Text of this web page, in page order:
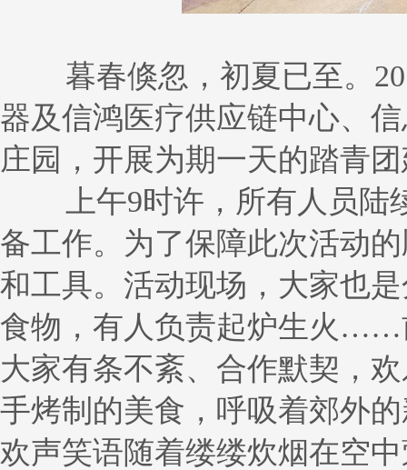
暮春倏忽，初夏已至。
器及信鸿医疗供应链中心、
庄园，开展为期一天的踏青
上午9时许，所有人员陆续
备工作。为了保障此次活动
和工具。活动现场，大家也
食物，有人负责起炉生火……
大家有条不紊、合作默契，
手烤制的美食，呼吸着郊外
欢声笑语随着缕缕炊烟在空